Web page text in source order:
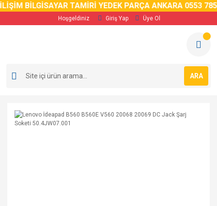
BİLGİSAYAR TAMİRİ YEDEK PARÇA ANKARA 0553 785
Hoşgeldiniz Giriş Yap Üye Ol
ARA